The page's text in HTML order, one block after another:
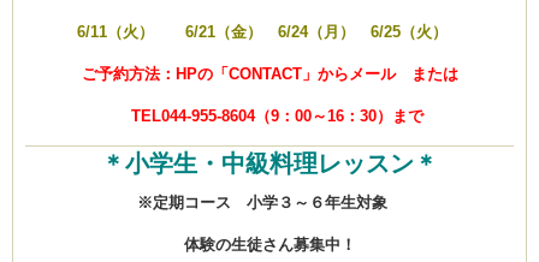
6/11（火） 6/21（金） 6/24（月） 6/25（火）
ご予約方法：HPの「CONTACT」からメール または
TEL044-955-8604（9：00～16：30）まで
＊小学生・中級料理レッスン＊
※定期コース 小学３～６年生対象
体験の生徒さん募集中！